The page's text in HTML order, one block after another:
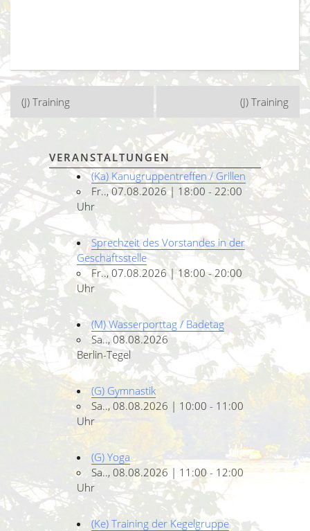
Beitragsnavigation
(J) Training (J) Training
VERANSTALTUNGEN
(Ka) Kanugruppentreffen / Grillen
Fr.., 07.08.2026 | 18:00 - 22:00
Uhr
Sprechzeit des Vorstandes in der
Geschäftsstelle
Fr.., 07.08.2026 | 18:00 - 20:00
Uhr
(M) Wasserporttag / Badetag
Sa.., 08.08.2026
Berlin-Tegel
(G) Gymnastik
Sa.., 08.08.2026 | 10:00 - 11:00
Uhr
(G) Yoga
Sa.., 08.08.2026 | 11:00 - 12:00
Uhr
(Ke) Training der Kegelgruppe